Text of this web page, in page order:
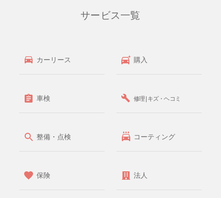
サービス一覧
カーリース 購入
車検 修理 | キズ・ヘコミ
整備・点検 コーティング
保険 法人